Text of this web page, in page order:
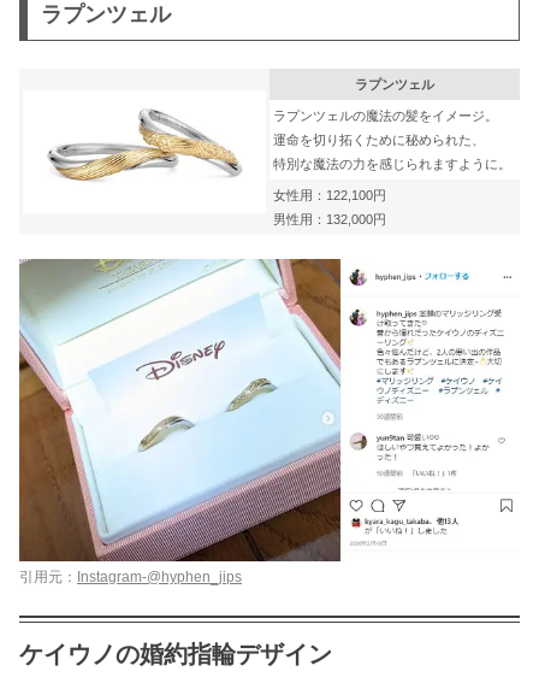
ラプンツェル
ラプンツェル
ラプンツェルの魔法の髪をイメージ。
運命を切り拓くために秘められた、
特別な魔法の力を感じられますように。
女性用：122,100円
男性用：132,000円
引用元： Instagram-@hyphen_jips
ケイウノの婚約指輪デザイン